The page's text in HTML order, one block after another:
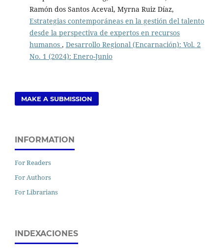
Ramón dos Santos Aceval, Myrna Ruiz Díaz,
Estrategias contemporáneas en la gestión del talento
desde la perspectiva de expertos en recursos
humanos , Desarrollo Regional (Encarnación): Vol. 2
No. 1 (2024): Enero-Junio
MAKE A SUBMISSION
INFORMATION
For Readers
For Authors
For Librarians
INDEXACIONES